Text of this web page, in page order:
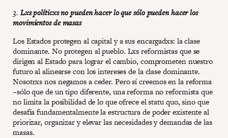
3. Lxs políticxs no pueden hacer lo que sólo pueden hacer los
movimientos de masas
Los Estados protegen al capital y a sus encargadxs: la clase
dominante. No protegen al pueblo. Lxs reformistas que se
dirigen al Estado para lograr el cambio, comprometen nuestro
futuro al alinearse con los intereses de la clase dominante.
Nosotrxs nos negamos a ceder. Pero sí creemos en la reforma
–sólo que de un tipo diferente, una reforma no reformista que
no limita la posibilidad de lo que ofrece el statu quo, sino que
desafía fundamentalmente la estructura de poder existente al
priorizar, organizar y elevar las necesidades y demandas de las
masas.